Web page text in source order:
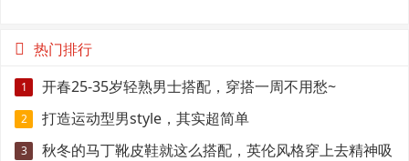
热门排行
1 开春25-35岁轻熟男士搭配，穿搭一周不用愁~
2 打造运动型男style，其实超简单
3
秋冬的马丁靴皮鞋就这么搭配，英伦风格穿上去精神吸